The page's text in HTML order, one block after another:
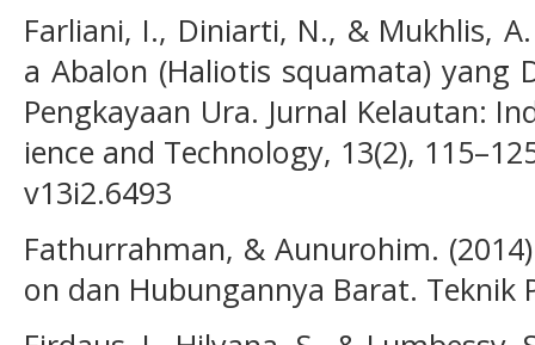
Farliani, I., Diniarti, N., & Mukhlis,
a Abalon (Haliotis squamata) yang
Pengkayaan Ura. Jurnal Kelautan:
ience and Technology, 13(2),
v13i2.6493
Fathurrahman, & Aunurohim.
on dan Hubungannya Barat. Teknik